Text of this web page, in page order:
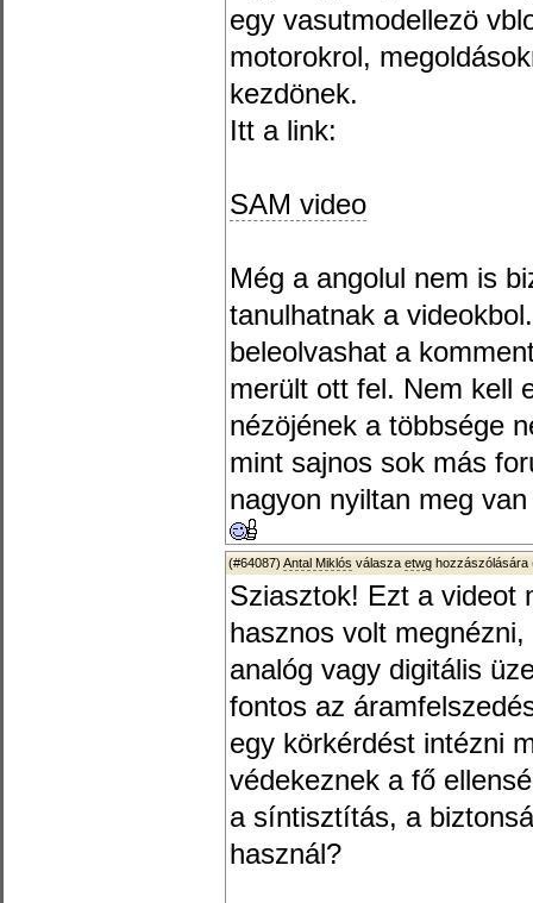
egy vasutmodellezö
motorokrol,
kezdönek.
Itt a link:
SAM video
Még a angolul nem is
tanulhatnak a
beleolvashat a
merült ott fel. Nem kell
nézöjének a többsége
mint sajnos sok más
nagyon nyiltan meg
(#64087) Antal Miklós válasza etwg hozzászólására
Sziasztok! Ezt a videot
hasznos volt
analóg vagy digitális
fontos az
egy körkérdést intézni
védekeznek a fő
a síntisztítás, a
használ?